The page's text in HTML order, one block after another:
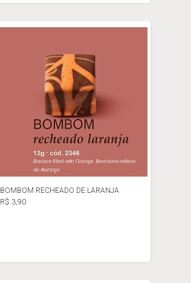
BOMBOM RECHEADO DE LARANJA
R$ 3,90